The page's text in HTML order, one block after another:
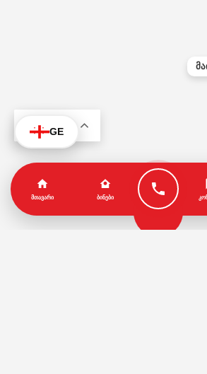
GE
ᲛᲗᲐᲕᲐᲠᲘ ᲑᲘᲜᲔᲑᲘ
KA